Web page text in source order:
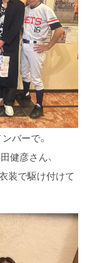
バーで。
健彦さん、
装で駆け付けて